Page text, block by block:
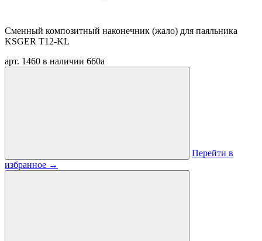
Сменный композитный наконечник (жало) для паяльника
KSGER T12-KL
арт. 1460 в наличии 660a
Перейти в
избранное →